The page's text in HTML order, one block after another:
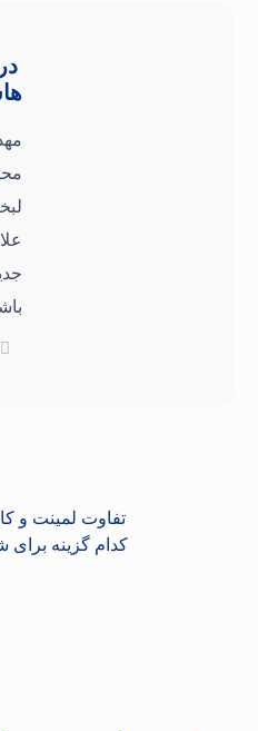
تفاوت لمینت و
کدام گزینه برای